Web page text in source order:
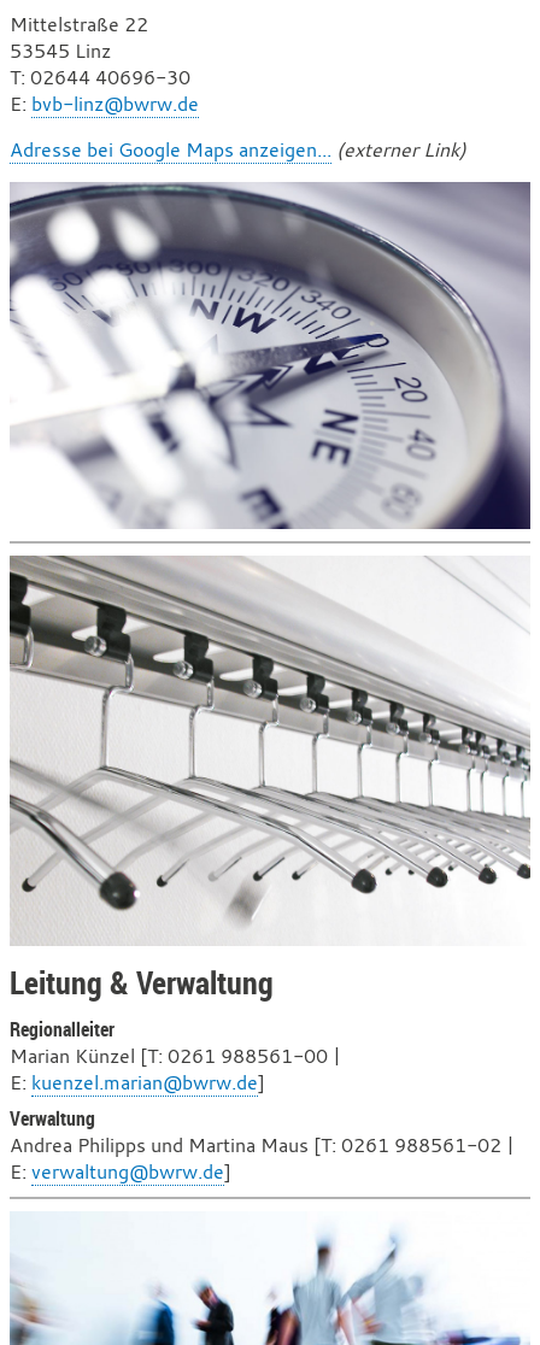
Mittelstraße 22
53545 Linz
Te
l
f
o
n
: 02644 40696-30
E-
a
i
l
: bvb-linz@bwrw.de
Adresse bei Google Maps anzeigen... (externer Link)
Leitung & Verwaltung
Regionalleiter
Marian Künzel [T: 0261 988561-00 |
E: kuenzel.marian@bwrw.de]
Verwaltung
Andrea Philipps und Martina Maus [T: 0261 988561-02 |
E: verwaltung@bwrw.de]